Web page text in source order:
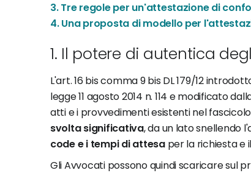
3. Tre regole per un'attestazione di
4. Una proposta di modello per
1. Il potere di autentica
L'art. 16 bis comma 9 bis DL 179/12
legge 11 agosto 2014 n. 114 e modificato
atti e i provvedimenti esistenti nel
svolta significativa, da un lato snellendo
code e i tempi di attesaper la richiesta e
Gli Avvocati possono quindi scaricare sul